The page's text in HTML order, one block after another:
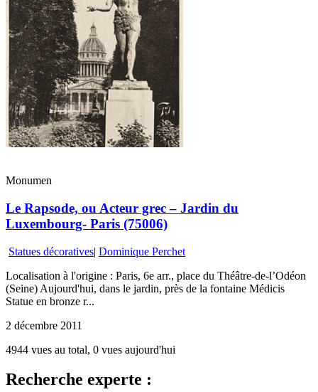
Monumen
Le Rapsode, ou Acteur grec – Jardin du
Luxembourg- Paris (75006)
Statues décoratives| Dominique Perchet
Localisation à l'origine : Paris, 6e arr., place du Théâtre-de-l’Odéon
(Seine) Aujourd'hui, dans le jardin, près de la fontaine Médicis
Statue en bronze r...
2 décembre 2011
4944 vues au total, 0 vues aujourd'hui
Recherche experte :